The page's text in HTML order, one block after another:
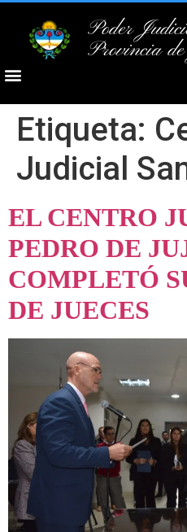
Poder
Provincia
Etiqueta:
Judicial
EL CENTRO
PEDRO DE
COMPLETÓ
DE JUECES